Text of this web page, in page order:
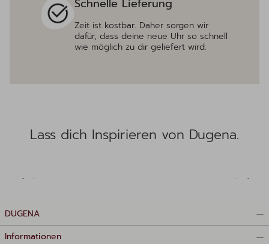
Schnelle Lieferung
Zeit ist kostbar. Daher sorgen wir
dafür, dass deine neue Uhr so schnell
wie möglich zu dir geliefert wird.
Lass dich Inspirieren von Dugena.
DUGENA
Informationen